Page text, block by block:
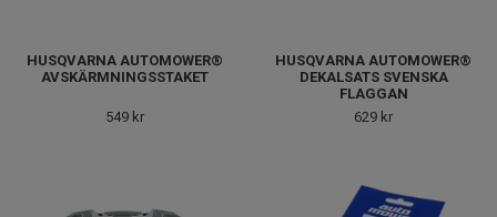
HUSQVARNA AUTOMOWER®
AVSKÄRMNINGSSTAKET
549 kr
HUSQVARNA AUTOMOWER®
DEKALSATS SVENSKA
FLAGGAN
629 kr